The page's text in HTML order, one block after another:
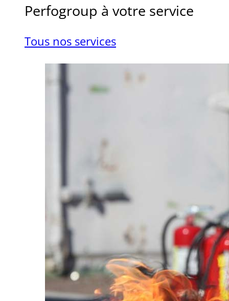
Perfogroup à votre service
Tous nos services